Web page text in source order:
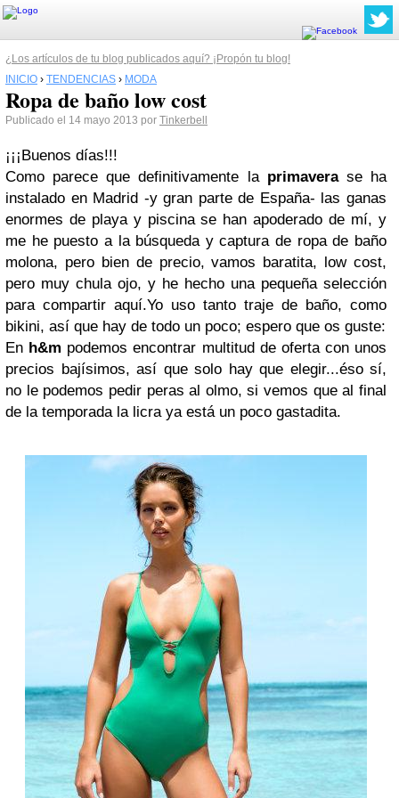
¿Los artículos de tu blog publicados aquí? ¡Propón tu blog!
INICIO › TENDENCIAS › MODA
Ropa de baño low cost
Publicado el 14 mayo 2013 por Tinkerbell
¡¡¡Buenos días!!!
Como parece que definitivamente la primaverase ha
instalado en Madrid -y gran parte de España- las ganas
enormes de playa y piscina se han apoderado de mí, y
me he puesto a la búsqueda y captura de ropa de baño
molona, pero bien de precio, vamos baratita, low cost,
pero muy chula ojo, y he hecho una pequeña selección
para compartir aquí.Yo uso tanto traje de baño, como
bikini, así que hay de todo un poco; espero que os guste:
En h&m podemos encontrar multitud de oferta con unos
precios bajísimos, así que solo hay que elegir...éso sí,
no le podemos pedir peras al olmo, si vemos que al final
de la temporada la licra ya está un poco gastadita.